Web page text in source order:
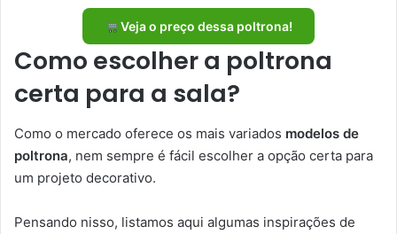
Veja o preço dessa poltrona!
Como escolher a poltrona
certa para a sala?
Como o mercado oferece os mais variados modelos de
poltrona, nem sempre é fácil escolher a opção certa para
um projeto decorativo.
Pensando nisso, listamos aqui algumas inspirações de